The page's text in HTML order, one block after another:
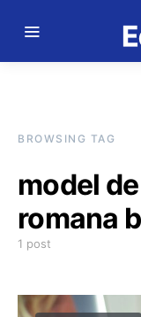
BROWSING TAG
model
romana
1 post